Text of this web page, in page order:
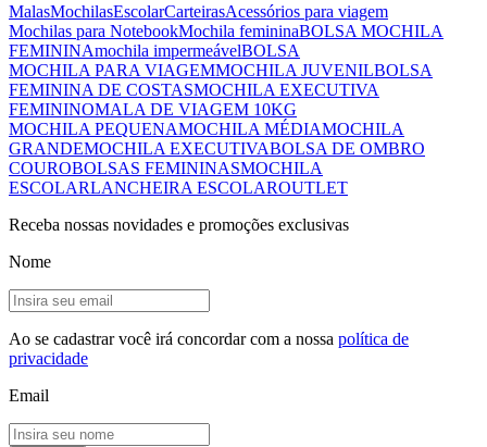
MalasMochilasEscolarCarteirasAcessórios para viagem
Mochilas para NotebookMochila femininaBOLSA MOCHILA
FEMININAmochila impermeávelBOLSA
MOCHILA PARA VIAGEMMOCHILA JUVENILBOLSA
FEMININA DE COSTASMOCHILA EXECUTIVA
FEMININOMALA DE VIAGEM 10KG
MOCHILA PEQUENAMOCHILA MÉDIAMOCHILA
GRANDEMOCHILA EXECUTIVABOLSA DE OMBRO
COUROBOLSAS FEMININASMOCHILA
ESCOLARLANCHEIRA ESCOLAROUTLET
Receba nossas novidades e promoções exclusivas
Nome
Ao se cadastrar você irá concordar com a nossa política de
privacidade
Email